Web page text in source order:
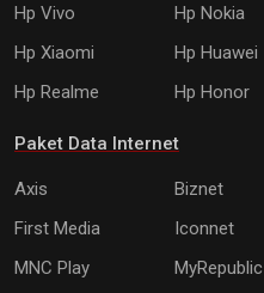
Hp Vivo
Hp Nokia
Hp Xiaomi
Hp Huawei
Hp Realme
Hp Honor
Paket Data Internet
Axis Biznet
First Media
Iconnet
MNC Play
MyRepublic